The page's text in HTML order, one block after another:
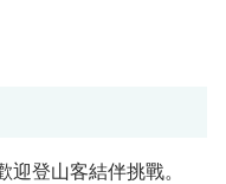
登山客結伴挑戰。